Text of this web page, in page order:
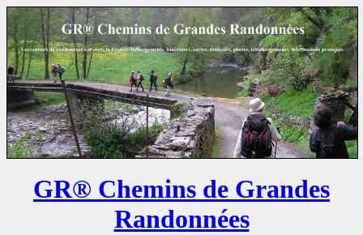
GR® Chemins de Grandes
Randonnées